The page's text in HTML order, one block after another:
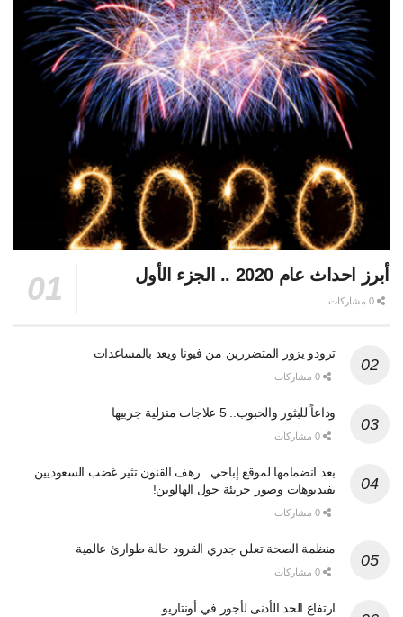
أبرز احداث عام 2020 .. الجزء الأول
ترودو يزور المتضررين من فيونا ويعد بالمساعدات
وداعاً للبثور والحبوب.. 5 علاجات منزلية جربيها
بعد انضمامها لموقع إباحي.. رهف القنون تثير غضب السعوديين
بفيديوهات وصور جريئة حول الهالوين!
منظمة الصحة تعلن جدري القرود حالة طوارئ عالمية
ارتفاع الحد الأدنى لأجور في أونتاريو